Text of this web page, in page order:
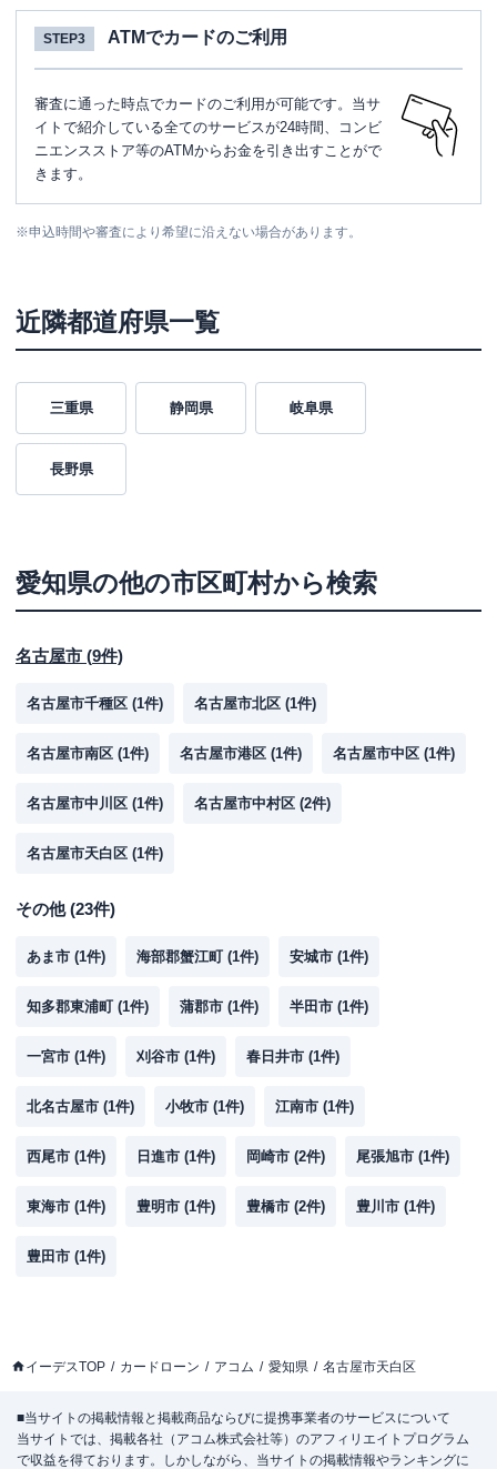
STEP3 ATMでカードのご利用
審査に通った時点でカードのご利用が可能です。当サ
イトで紹介している全てのサービスが24時間、コンビ
ニエンスストア等のATMからお金を引き出すことがで
きます。
※申込時間や審査により希望に沿えない場合があります。
近隣都道府県一覧
三重県 静岡県 岐阜県
長野県
愛知県の他の市区町村から検索
名古屋市 (9件)
名古屋市千種区 (1件) 名古屋市北区 (1件)
名古屋市南区 (1件) 名古屋市港区 (1件) 名古屋市中区 (1件)
名古屋市中川区 (1件) 名古屋市中村区 (2件)
名古屋市天白区 (1件)
その他(23件)
あま市 (1件) 海部郡蟹江町 (1件) 安城市 (1件)
知多郡東浦町 (1件) 蒲郡市 (1件) 半田市 (1件)
一宮市 (1件) 刈谷市 (1件) 春日井市 (1件)
北名古屋市 (1件) 小牧市 (1件) 江南市 (1件)
西尾市 (1件) 日進市 (1件) 岡崎市 (2件) 尾張旭市 (1件)
東海市 (1件) 豊明市 (1件) 豊橋市 (2件) 豊川市 (1件)
豊田市 (1件)
イーデスTOP カードローン アコム 愛知県 名古屋市天白区
■当サイトの掲載情報と掲載商品ならびに提携事業者のサービスについて
当サイトでは、掲載各社（アコム株式会社等）のアフィリエイトプログラム
で収益を得ております。しかしながら、当サイトの掲載情報やランキングに